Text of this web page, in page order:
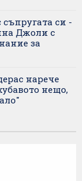
съпругата си -
Джоли с
за
нарече
нещо,